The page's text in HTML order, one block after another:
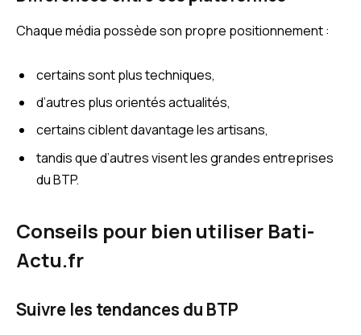
Chaque média possède son propre positionnement :
certains sont plus techniques,
d’autres plus orientés actualités,
certains ciblent davantage les artisans,
tandis que d’autres visent les grandes entreprises
du BTP.
Conseils pour bien utiliser Bati-
Actu.fr
Suivre les tendances du BTP